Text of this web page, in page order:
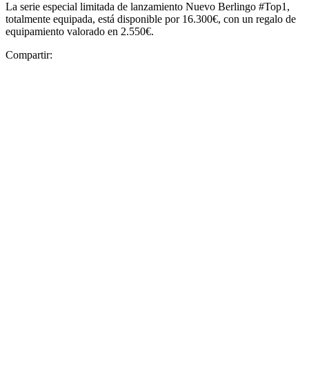
La serie especial limitada de lanzamiento Nuevo Berlingo #Top1,
totalmente equipada, está disponible por 16.300€, con un regalo de
equipamiento valorado en 2.550€.
Compartir: